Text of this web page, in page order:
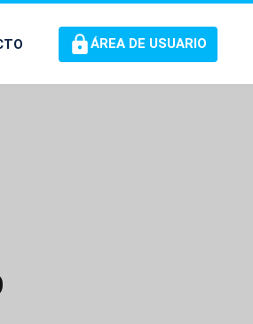
ÁREA DE USUARIO